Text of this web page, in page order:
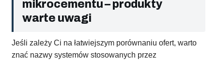
mikrocementu – produkty
warte uwagi
Jeśli zależy Ci na łatwiejszym porównaniu ofert, warto
znać nazwy systemów stosowanych przez